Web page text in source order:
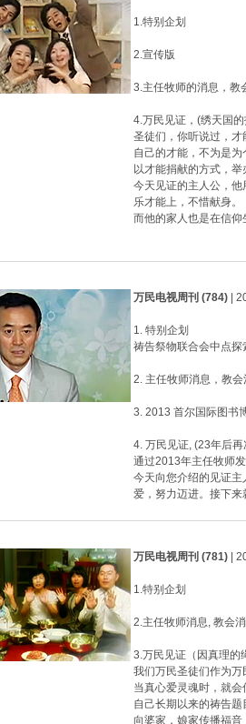
1.特别企划
2.宣传版
3.主任牧师的消息，教
4.万民见证，(绣天国
圣徒们，你听说过，才
自己的才能，不为是为
以才能捐献的方式，
今天见证的主人公，
乐才能上，不惜献身。
而他的家人也是在信仰
万民电视周刊 (784) |
1. 特别企划
祷告祭物联合会中点探
2. 主任牧师消息，教
3. 2013 首尔国际图书
4. 万民见证, (23年后再
通过2013年主任牧师
今天向您介绍的见证
爱，努力迈进。接下来
万民电视周刊 (781) |
1.特别企划
2.主任牧师消息, 教会
3.万民见证（因真理的
我们万民圣徒们作为万
当真心爱灵魂时，就
自己长期以来的祷告题
向婆家，娘家传播福音